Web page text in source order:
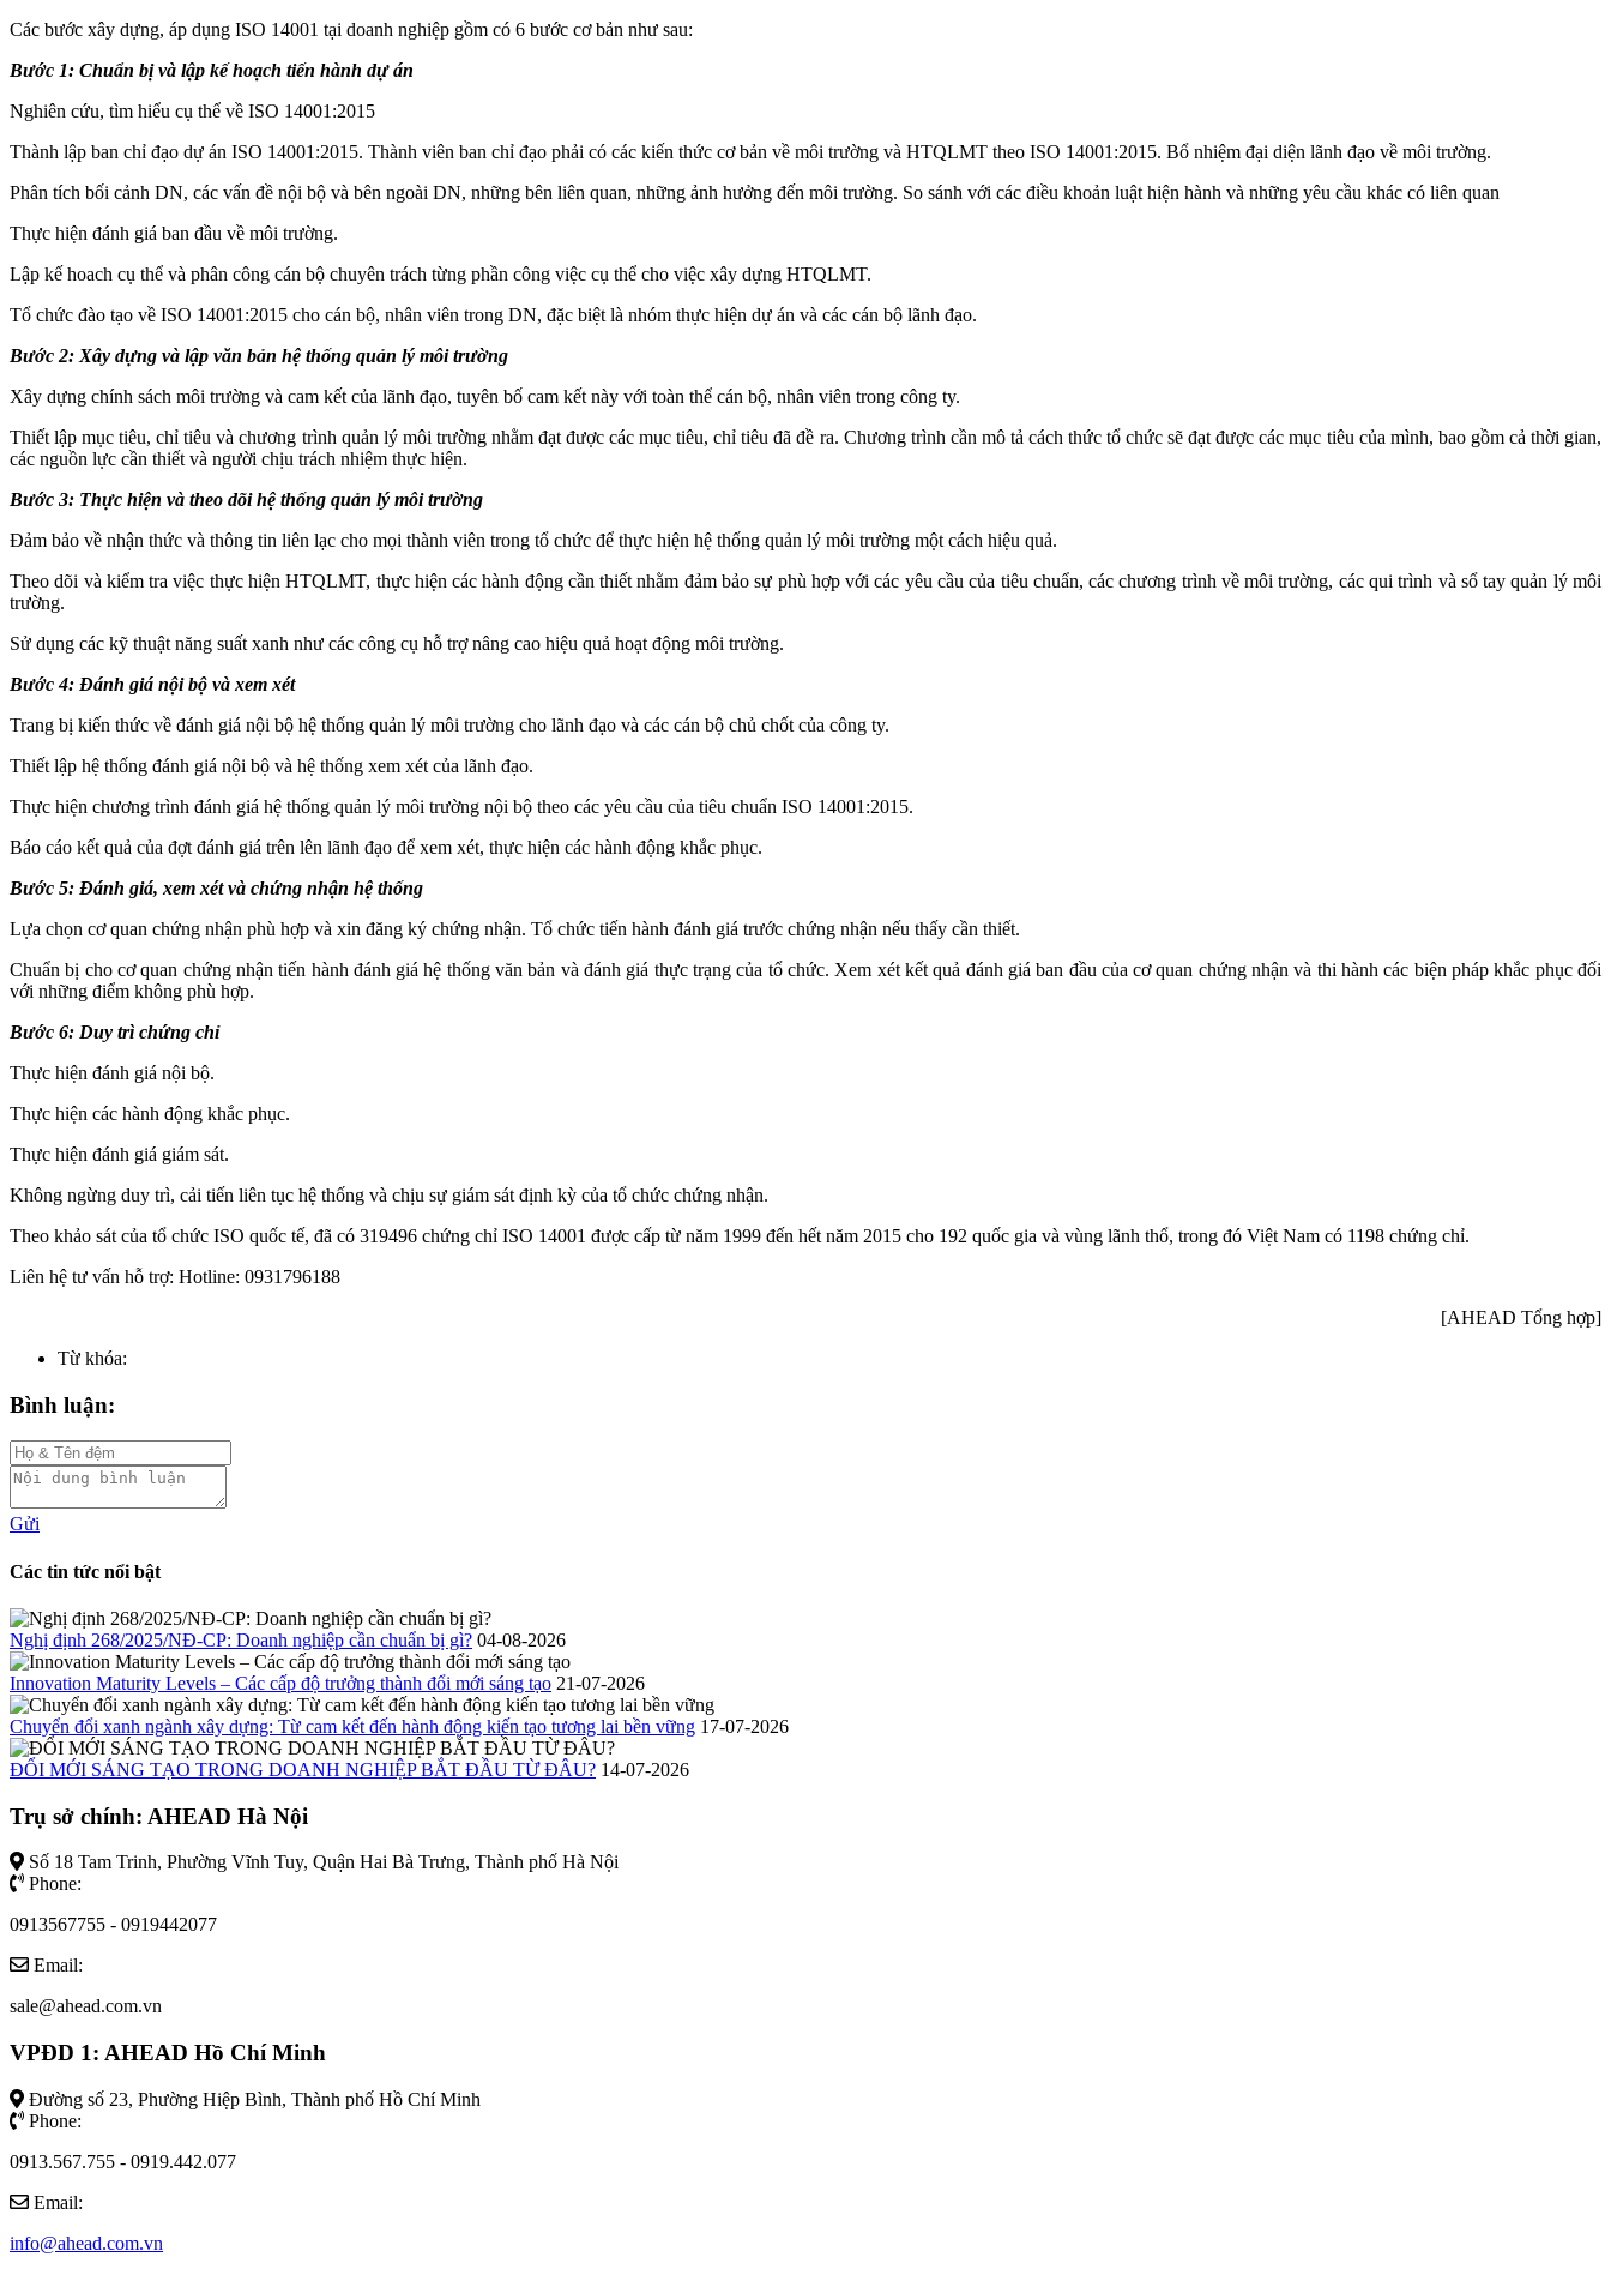
Các bước xây dựng, áp dụng ISO 14001 tại doanh nghiệp gồm có 6 bước cơ bản như sau:
Bước 1: Chuẩn bị và lập kế hoạch tiến hành dự án
Nghiên cứu, tìm hiểu cụ thể về ISO 14001:2015
Thành lập ban chỉ đạo dự án ISO 14001:2015. Thành viên ban chỉ đạo phải có các kiến thức cơ bản về môi trường và HTQLMT theo ISO 14001:2015. Bổ nhiệm đại diện lãnh đạo về môi trường.
Phân tích bối cảnh DN, các vấn đề nội bộ và bên ngoài DN, những bên liên quan, những ảnh hưởng đến môi trường. So sánh với các điều khoản luật hiện hành và những yêu cầu khác có liên quan
Thực hiện đánh giá ban đầu về môi trường.
Lập kế hoach cụ thể và phân công cán bộ chuyên trách từng phần công việc cụ thể cho việc xây dựng HTQLMT.
Tổ chức đào tạo về ISO 14001:2015 cho cán bộ, nhân viên trong DN, đặc biệt là nhóm thực hiện dự án và các cán bộ lãnh đạo.
Bước 2: Xây dựng và lập văn bản hệ thống quản lý môi trường
Xây dựng chính sách môi trường và cam kết của lãnh đạo, tuyên bố cam kết này với toàn thể cán bộ, nhân viên trong công ty.
Thiết lập mục tiêu, chỉ tiêu và chương trình quản lý môi trường nhằm đạt được các mục tiêu, chỉ tiêu đã đề ra. Chương trình cần mô tả cách thức tổ chức sẽ đạt được các mục tiêu của mình, bao gồm cả thời gian,
các nguồn lực cần thiết và người chịu trách nhiệm thực hiện.
Bước 3: Thực hiện và theo dõi hệ thống quản lý môi trường
Ðảm bảo về nhận thức và thông tin liên lạc cho mọi thành viên trong tổ chức để thực hiện hệ thống quản lý môi trường một cách hiệu quả.
Theo dõi và kiểm tra việc thực hiện HTQLMT, thực hiện các hành động cần thiết nhằm đảm bảo sự phù hợp với các yêu cầu của tiêu chuẩn, các chương trình về môi trường, các qui trình và sổ tay quản lý môi
trường.
Sử dụng các kỹ thuật năng suất xanh như các công cụ hỗ trợ nâng cao hiệu quả hoạt động môi trường.
Bước 4: Ðánh giá nội bộ và xem xét
Trang bị kiến thức về đánh giá nội bộ hệ thống quản lý môi trường cho lãnh đạo và các cán bộ chủ chốt của công ty.
Thiết lập hệ thống đánh giá nội bộ và hệ thống xem xét của lãnh đạo.
Thực hiện chương trình đánh giá hệ thống quản lý môi trường nội bộ theo các yêu cầu của tiêu chuẩn ISO 14001:2015.
Báo cáo kết quả của đợt đánh giá trên lên lãnh đạo để xem xét, thực hiện các hành động khắc phục.
Bước 5: Ðánh giá, xem xét và chứng nhận hệ thống
Lựa chọn cơ quan chứng nhận phù hợp và xin đăng ký chứng nhận. Tổ chức tiến hành đánh giá trước chứng nhận nếu thấy cần thiết.
Chuẩn bị cho cơ quan chứng nhận tiến hành đánh giá hệ thống văn bản và đánh giá thực trạng của tổ chức. Xem xét kết quả đánh giá ban đầu của cơ quan chứng nhận và thi hành các biện pháp khắc phục đối
với những điểm không phù hợp.
Bước 6: Duy trì chứng chỉ
Thực hiện đánh giá nội bộ.
Thực hiện các hành động khắc phục.
Thực hiện đánh giá giám sát.
Không ngừng duy trì, cải tiến liên tục hệ thống và chịu sự giám sát định kỳ của tổ chức chứng nhận.
Theo khảo sát của tổ chức ISO quốc tế, đã có 319496 chứng chỉ ISO 14001 được cấp từ năm 1999 đến hết năm 2015 cho 192 quốc gia và vùng lãnh thổ, trong đó Việt Nam có 1198 chứng chỉ.
Liên hệ tư vấn hỗ trợ: Hotline: 0931796188
[AHEAD Tổng hợp]
Từ khóa:
Bình luận:
Gửi
Các tin tức nổi bật
Nghị định 268/2025/NĐ-CP: Doanh nghiệp cần chuẩn bị gì? 04-08-2026
Innovation Maturity Levels – Các cấp độ trưởng thành đổi mới sáng tạo 21-07-2026
Chuyển đổi xanh ngành xây dựng: Từ cam kết đến hành động kiến tạo tương lai bền vững 17-07-2026
ĐỔI MỚI SÁNG TẠO TRONG DOANH NGHIỆP BẮT ĐẦU TỪ ĐÂU? 14-07-2026
Trụ sở chính: AHEAD Hà Nội
Số 18 Tam Trinh, Phường Vĩnh Tuy, Quận Hai Bà Trưng, Thành phố Hà Nội
Phone:
0913567755 - 0919442077
Email:
sale@ahead.com.vn
VPĐD 1: AHEAD Hồ Chí Minh
Đường số 23, Phường Hiệp Bình, Thành phố Hồ Chí Minh
Phone:
0913.567.755 - 0919.442.077
Email:
info@ahead.com.vn